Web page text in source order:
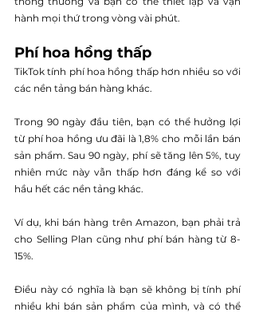
hành mọi thứ trong vòng vài phút.
Phí hoa hồng thấp
TikTok tính phí hoa hồng thấp hơn nhiều so với
các nền tảng bán hàng khác.
Trong 90 ngày đầu tiên, bạn có thể hưởng lợi
từ phí hoa hồng ưu đãi là 1,8% cho mỗi lần bán
sản phẩm. Sau 90 ngày, phí sẽ tăng lên 5%, tuy
nhiên mức này vẫn thấp hơn đáng kể so với
hầu hết các nền tảng khác.
Ví dụ, khi bán hàng trên Amazon, bạn phải trả
cho Selling Plan cũng như phí bán hàng từ 8-
15%.
Điều này có nghĩa là bạn sẽ không bị tính phí
nhiều khi bán sản phẩm của mình, và có thể